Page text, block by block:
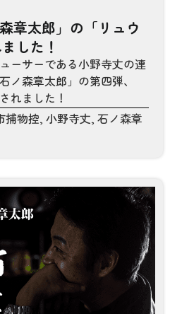
森章太郎」の「リュウ
した！
ーサーである小野寺丈の連
ノ森章太郎」の第四弾、
れました！
捕物控, 小野寺丈, 石ノ森章